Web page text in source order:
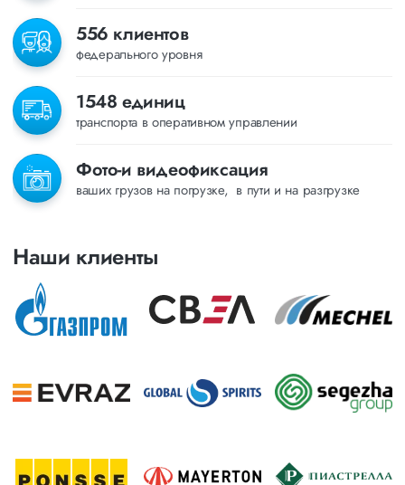
556 клиентов
федерального уровня
1548 единиц
транспорта в оперативном управлении
Фото-и видеофиксация
ваших грузов на погрузке, в пути и на разгрузке
Наши клиенты